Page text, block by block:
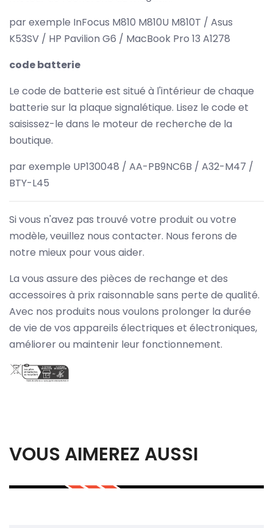
par exemple InFocus M810 M810U M810T / Asus
K53SV / HP Pavilion G6 / MacBook Pro 13 A1278
code batterie
Le code de batterie est situé à l'intérieur de chaque
batterie sur la plaque signalétique. Lisez le code et
saisissez-le dans le moteur de recherche de la
boutique.
par exemple UP130048 / AA-PB9NC6B / A32-M47 /
BTY-L45
Si vous n'avez pas trouvé votre produit ou votre
modèle, veuillez nous contacter. Nous ferons de
notre mieux pour vous aider.
La vous assure des pièces de rechange et des
accessoires à prix raisonnable sans perte de qualité.
Avec nos produits nous voulons prolonger la durée
de vie de vos appareils électriques et électroniques,
améliorer ou maintenir leur fonctionnement.
VOUS AIMEREZ AUSSI